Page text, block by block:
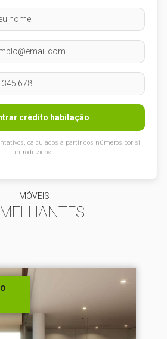
crédito habitação
calculados a partir dos números por si
introduzidos.
IMÓVEIS